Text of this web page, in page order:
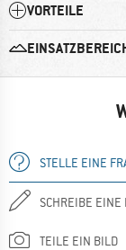
VORTEILE
STELLE EINE
SCHREIBE EINE
TEILE EIN BILD